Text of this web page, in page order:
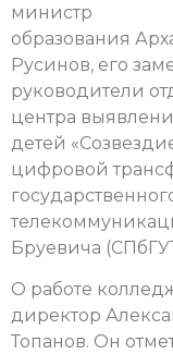
министр
образования
Русинов, его
руководители
центра
детей
цифровой
Бруевича
О работе
директор
Топанов. Он